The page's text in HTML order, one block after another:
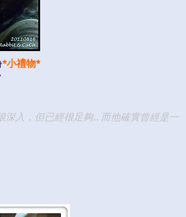
*小禮物*
入，但已經很足夠... 而他確實曾經是一